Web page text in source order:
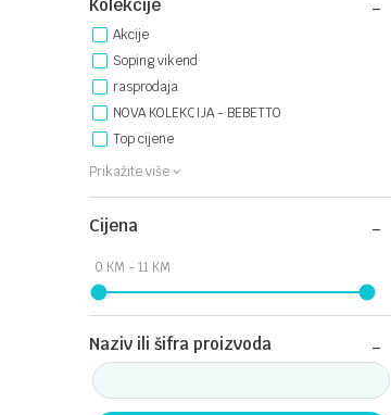
Kolekcije
Akcije
Soping vikend
rasprodaja
NOVA KOLEKCIJA - BEBETTO
Top cijene
Prikažite više
Cijena
Naziv ili šifra proizvoda